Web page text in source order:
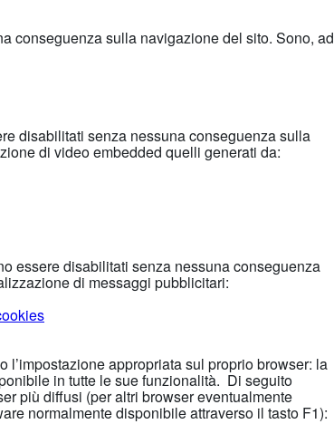
conseguenza sulla navigazione del sito. Sono, ad
disabilitati senza nessuna conseguenza sulla
di video embedded quelli generati da:
essere disabilitati senza nessuna conseguenza
di messaggi pubblicitari:
appropriata sul proprio browser: la
in tutte le sue funzionalità. Di seguito
più diffusi (per altri browser eventualmente
normalmente disponibile attraverso il tasto F1):